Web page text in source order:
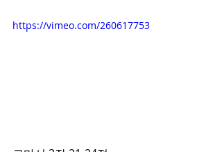
https://vimeo.com/260617753